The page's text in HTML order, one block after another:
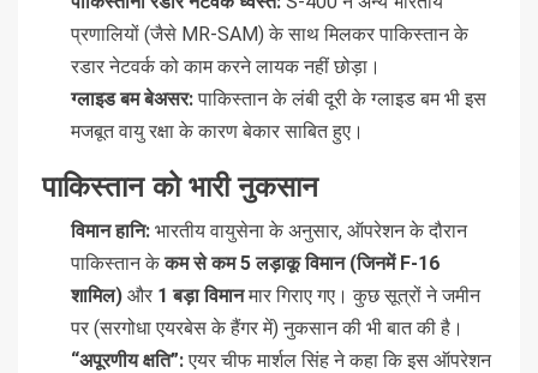
प्रणालियों (जैसे MR-SAM) के साथ मिलकर पाकिस्तान के
रडार नेटवर्क को काम करने लायक नहीं छोड़ा।
ग्लाइड बम बेअसर:पाकिस्तान के लंबी दूरी के ग्लाइड बम भी इस
मजबूत वायु रक्षा के कारण बेकार साबित हुए।
पाकिस्तान को भारी नुकसान
विमान हानि: भारतीय वायुसेना के अनुसार, ऑपरेशन के दौरान
पाकिस्तान केकम से कम 5 लड़ाकू विमान (जिनमें F-16
शामिल) और 1 बड़ा विमानमार गिराए गए। कुछ सूत्रों ने जमीन
पर (सरगोधा एयरबेस के हैंगर में) नुकसान की भी बात की है।
“अपूरणीय क्षति”:एयर चीफ मार्शल सिंह ने कहा कि इस ऑपरेशन